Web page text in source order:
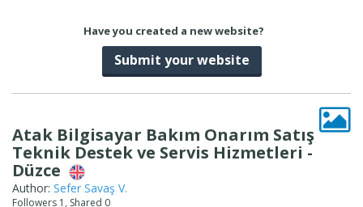
Have you created a new website?
Submit your website
Atak Bilgisayar Bakım Onarım Satış
Teknik Destek ve Servis Hizmetleri -
Düzce
Author: Sefer Savaş V.
Followers 1, Shared 0